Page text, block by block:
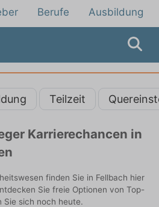
Berufe Ausbildung
Teilzeit
Karrierechancen in
finden Sie in Fellbach hier
Sie freie Optionen von Top-
Sie sich noch heute.